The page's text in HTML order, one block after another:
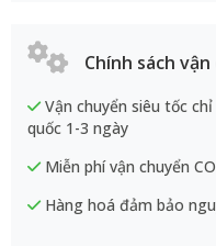
Chính sách
Vận chuyển siêu tốc
quốc 1-3 ngày
Miễn phí vận chuyển
Hàng hoá đảm bảo